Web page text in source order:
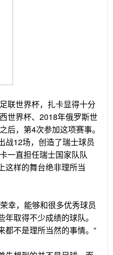
联世界杯，扎卡显得十分
世界杯、2018年俄罗斯世
后，第4次参加这项赛事。
战12场，创造了瑞士球员
一直担任瑞士国家队队
这样的舞台绝非理所当
幸，能够和很多优秀球员
取得不少成绩的球队。
都不是理所当然的事情。”